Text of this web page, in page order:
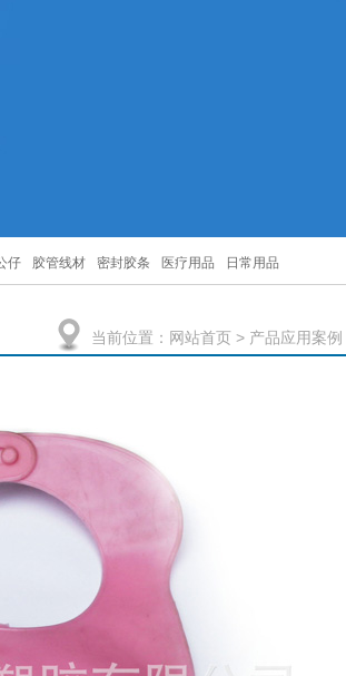
仔 胶管线材 密封胶条 医疗用品 日常用品
当前位置： 网站首页 > 产品应用案例